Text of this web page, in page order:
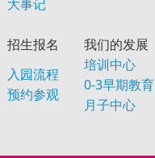
大事记
招生报名 我们的发展
入园流程
预约参观
培训中心
0-3早期教育
月子中心